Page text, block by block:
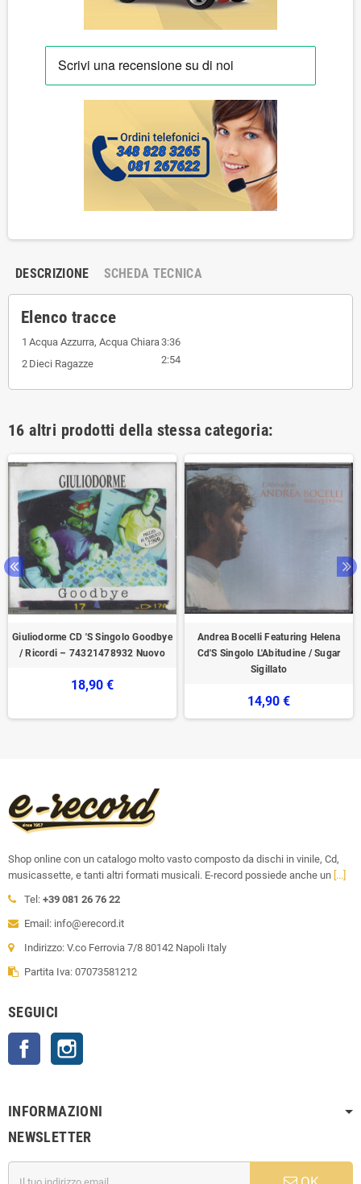
DESCRIZIONE SCHEDA TECNICA
Elenco tracce
1 Acqua Azzurra, Acqua Chiara3:36
2 Dieci Ragazze 2:54
16 altri prodotti della stessa categoria:
Giuliodorme CD 'S Singolo Goodbye
/ Ricordi – 74321478932 Nuovo
18,90 €
Andrea Bocelli Featuring Helena
Cd'S Singolo L'Abitudine ‎/ Sugar
Sigillato
14,90 €
Shop online con un catalogo molto vasto composto da dischi in vinile, Cd,
musicassette, e tanti altri formati musicali. E-record possiede anche un [...]
Tel: +39 081 26 76 22
Email: info@erecord.it
Indirizzo: V.co Ferrovia 7/8 80142 Napoli Italy
Partita Iva: 07073581212
SEGUICI
Facebook
INFORMAZIONI
NEWSLETTER